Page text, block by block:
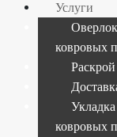
О наличие
телефонам:
+7 (967)
Услуги
ковровых
ковровых